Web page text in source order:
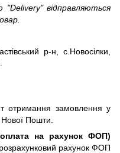
відправляються
р-н, с.Новосілки,
отримання замовлення у
Пошти.
на рахунок ФОП)
рахунок ФОП